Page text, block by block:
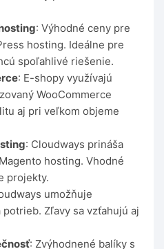
: Výhodné ceny pre
hosting. Ideálne pre
spoľahlivé riešenie.
: E-shopy využívajú
WooCommerce
aj pri veľkom objeme
: Cloudways prináša
hosting. Vhodné
projekty.
umožňuje
Zľavy sa vzťahujú aj
: Zvýhodnené balíky s